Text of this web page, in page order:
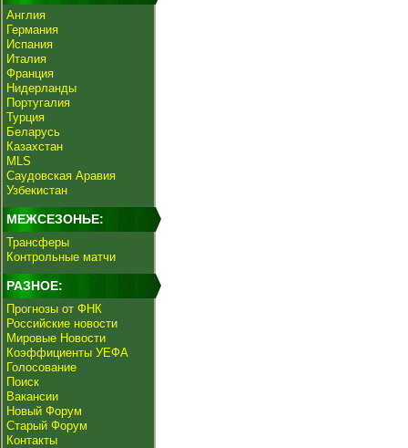
Англия
Германия
Испания
Италия
Франция
Нидерланды
Португалия
Турция
Беларусь
Казахстан
MLS
Саудовская Аравия
Узбекистан
МЕЖСЕЗОНЬЕ:
Трансферы
Контрольные матчи
РАЗНОЕ:
Прогнозы от ФНК
Российские новости
Мировые Новости
Коэффициенты УЕФА
Голосование
Поиск
Вакансии
Новый Форум
Старый Форум
Контакты